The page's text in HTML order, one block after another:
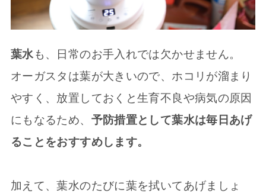
葉水も、日常のお手入れでは欠かせません。
オーガスタは葉が大きいので、ホコリが溜まり
やすく、放置しておくと生育不良や病気の原因
にもなるため、 予防措置として葉水は毎日あげ
ることをおすすめします。
加えて、葉水のたびに葉を拭いてあげましょ